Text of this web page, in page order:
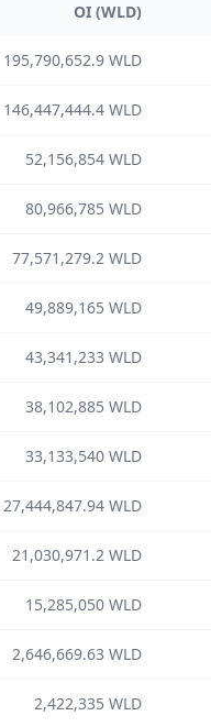
OI (WLD)
195,790,652.9 WLD
146,447,444.4 WLD
52,156,854 WLD
80,966,785 WLD
77,571,279.2 WLD
49,889,165 WLD
43,341,233 WLD
38,102,885 WLD
33,133,540 WLD
27,444,847.94 WLD
21,030,971.2 WLD
15,285,050 WLD
2,646,669.63 WLD
2,422,335 WLD